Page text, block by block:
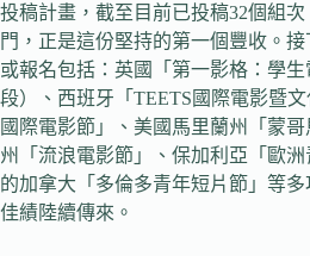
投稿計畫，截至目前已投稿32個組
門，正是這份堅持的第一個豐收。
或報名包括：英國「第一影格：學
段）、西班牙「TEETS國際電影暨文
國際電影節」、美國馬里蘭州「蒙
州「流浪電影節」、保加利亞「歐
的加拿大「多倫多青年短片節」等
佳績陸續傳來。